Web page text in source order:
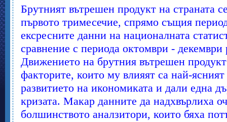
Брутният вътрешен продукт на страната
първото тримесечие, спрямо същия
ексресните данни на националната
сравнение с периода октомври - декември
Движението на брутния вътрешен
факторите, които му влияят са най-ясният
развитието на икономиката и дали една
кризата. Макар данните да надхвърлиха
болшинството аналзитори, които бяха